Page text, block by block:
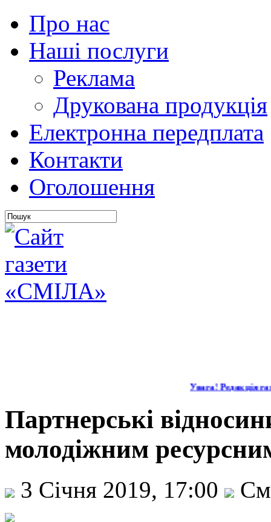
Про нас
Наші послуги
Реклама
Друкована продукція
Електронна передплата
Контакти
Оголошення
Увага! Редакція
Партнерські
молодіжним
3 Січня 2019, 17:00